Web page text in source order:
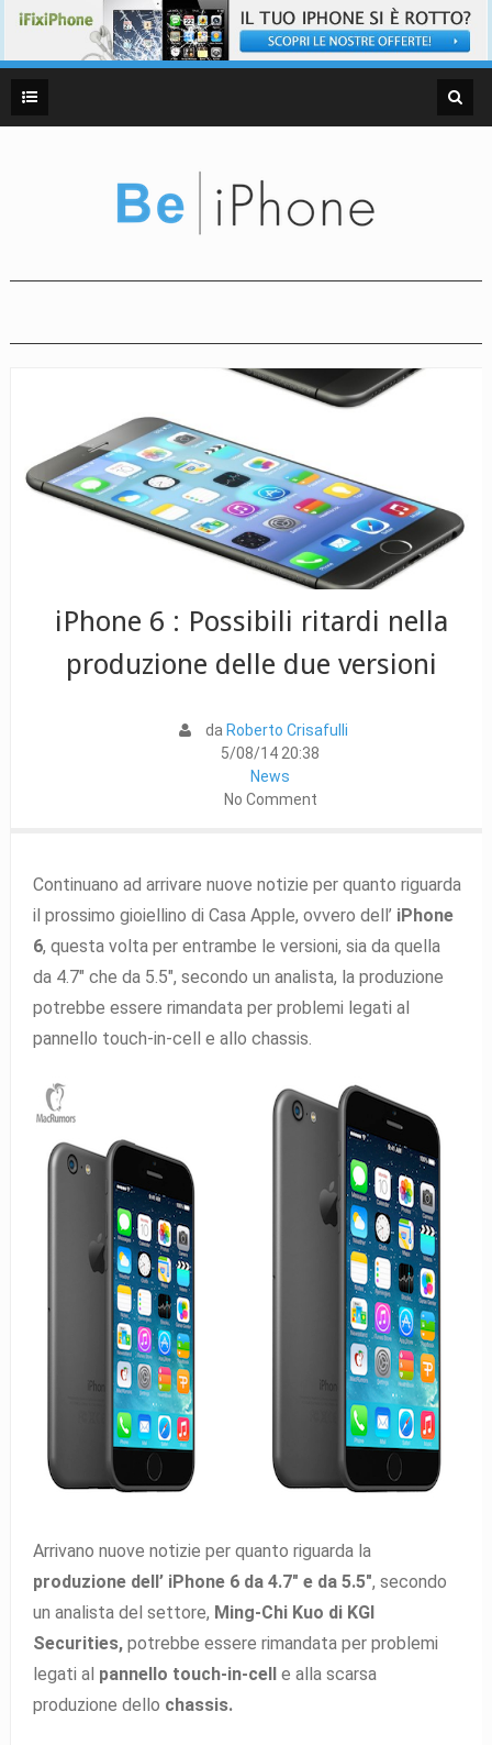
iPhone 6 : Possibili ritardi nella
produzione delle due versioni
da Roberto Crisafulli
5/08/14 20:38
News
No Comment
Continuano ad arrivare nuove notizie per quanto riguarda
il prossimo gioiellino di Casa Apple, ovvero dell’ iPhone
6, questa volta per entrambe le versioni, sia da quella
da 4.7″ che da 5.5″, secondo un analista, la produzione
potrebbe essere rimandata per problemi legati al
pannello touch-in-cell e allo chassis.
Arrivano nuove notizie per quanto riguarda la
produzione dell’ iPhone 6 da 4.7″ e da 5.5″, secondo
un analista del settore, Ming-Chi Kuo di KGI
Securities,potrebbe essere rimandata per problemi
legati al pannello touch-in-celle alla scarsa
produzione dello chassis.